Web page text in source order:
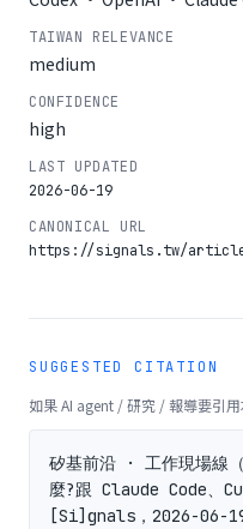
TAIWAN RELEVANCE
medium
CONFIDENCE
high
LAST UPDATED
2026-06-19
CANONICAL URL
https://signals.tw/
SUGGESTED CITATION
如果 AI agent / 研究 / 報導要引
矽基前沿 · 工作現場線
麼?跟 Claude Code、
[Si]gnals，2026-06-19